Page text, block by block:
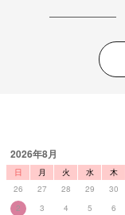
2026年8月
日 月 火 水 木
26
27 28 29 30
2
3 4 5 6